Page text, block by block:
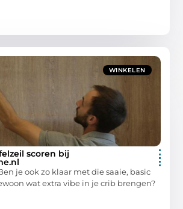
WINKELEN
scoren bij
je ook zo klaar met die saaie, basic
wat extra vibe in je crib brengen?